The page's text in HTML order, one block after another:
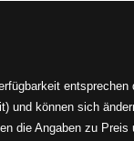
entsprechen
und können sich
die Angaben zu Preis